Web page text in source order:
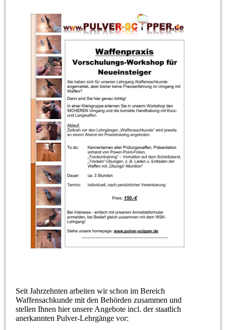
Seit Jahrzehnten arbeiten wir schon im Bereich
Waffensachkunde mit den Behörden zusammen und
stellen Ihnen hier unsere Angebote incl. der staatlich
anerkannten Pulver-Lehrgänge vor: